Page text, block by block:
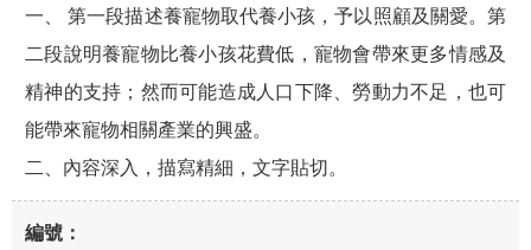
一、 第一段描述養寵物取代養小孩，予以照顧及關愛。第
二段說明養寵物比養小孩花費低，寵物會帶來更多情感及
精神的支持；然而可能造成人口下降、勞動力不足，也可
能帶來寵物相關產業的興盛。
二、內容深入，描寫精細，文字貼切。